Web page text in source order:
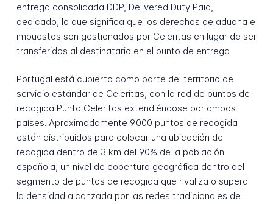
entrega consolidada DDP, Delivered Duty Paid,
dedicado, lo que significa que los derechos de aduana e
impuestos son gestionados por Celeritas en lugar de ser
transferidos al destinatario en el punto de entrega.
Portugal está cubierto como parte del territorio de
servicio estándar de Celeritas, con la red de puntos de
recogida Punto Celeritas extendiéndose por ambos
países. Aproximadamente 9.000 puntos de recogida
están distribuidos para colocar una ubicación de
recogida dentro de 3 km del 90% de la población
española, un nivel de cobertura geográfica dentro del
segmento de puntos de recogida que rivaliza o supera
la densidad alcanzada por las redes tradicionales de